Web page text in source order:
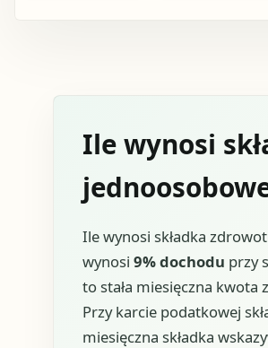
Ile wynosi
Ile wynosi składka
wynosi 9% dochodu przy
to stała miesięczna
Przy karcie podatkowej
miesięczna składka